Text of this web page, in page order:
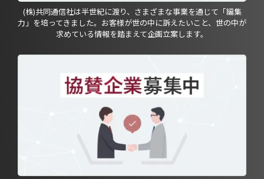
(株)共同通信社は半世紀に渡り、さまざまな事業を通じて「編集
力」を培ってきました。お客様が世の中に訴えたいこと、世の中が
求めている情報を踏まえて企画立案します。